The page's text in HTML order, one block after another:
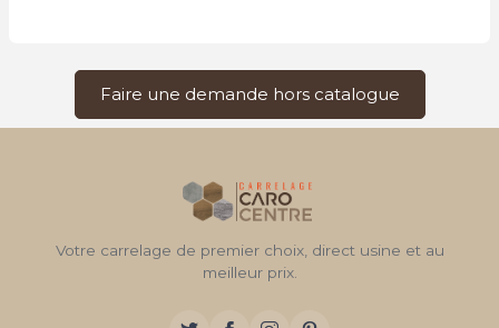
Faire une demande hors catalogue
Votre carrelage de premier choix, direct usine et au
meilleur prix.